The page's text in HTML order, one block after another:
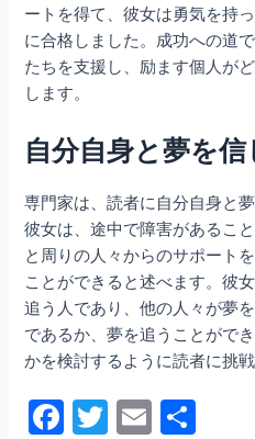
ートを得て、彼女は勇気を持
に合格しました。成功への道
たちを支援し、励ます個人が
します。
自分自身と夢を信
専門家は、読者に自分自身と
彼女は、途中で障害があるこ
と周りの人々からのサポート
ことができると述べます。彼
追う人であり、他の人々が夢
であるか、夢を追うことがで
かを検討するように読者に挑戦
F
T
E